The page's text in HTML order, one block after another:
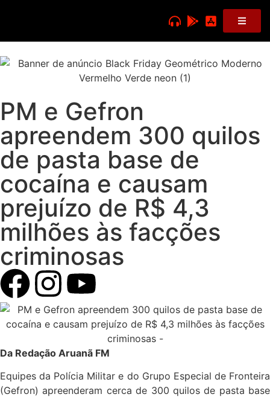
PM e Gefron
apreendem 300 quilos
de pasta base de
cocaína e causam
prejuízo de R$ 4,3
milhões às facções
criminosas
Da Redação Aruanã FM
Equipes da Polícia Militar e do Grupo Especial de Fronteira
(Gefron) apreenderam cerca de 300 quilos de pasta base